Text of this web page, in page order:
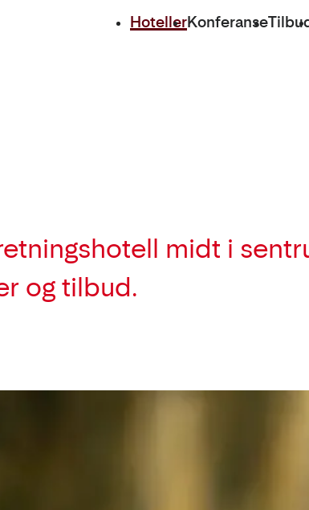
HotellerKonferanse
midt i
og tilbud.